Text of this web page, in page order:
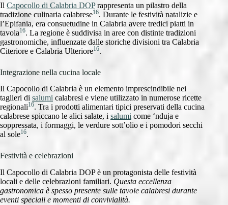
Il Capocollo di Calabria DOPrappresenta un pilastro della
tradizione culinaria calabrese16. Durante le festività natalizie e
l’Epifania, era consuetudine in Calabria avere tredici piatti in
tavola16. La regione è suddivisa in aree con distinte tradizioni
gastronomiche, influenzate dalle storiche divisioni tra Calabria
Citeriore e Calabria Ulteriore16.
Integrazione nella cucina locale
Il Capocollo di Calabria è un elemento imprescindibile nei
taglieri di salumi calabresi e viene utilizzato in numerose ricette
regionali16. Tra i prodotti alimentari tipici preservati della cucina
calabrese spiccano le alici salate, i salumi come ‘nduja e
soppressata, i formaggi, le verdure sott’olio e i pomodori secchi
al sole16.
Festività e celebrazioni
Il Capocollo di Calabria DOP è un protagonista delle festività
locali e delle celebrazioni familiari. Questa eccellenza
gastronomica è spesso presente sulle tavole calabresi durante
eventi speciali e momenti di convivialità.